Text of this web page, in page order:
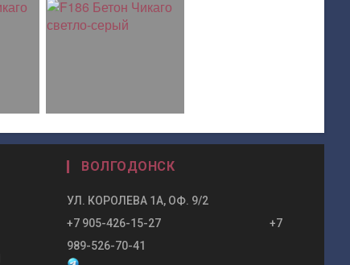
ВОЛГОДОНСК
УЛ. КОРОЛЕВА 1А, ОФ. 9/2
+7 905-426-15-27 +7
989-526-70-41